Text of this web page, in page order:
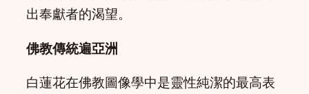
出奉獻者的渴望。
佛教傳統遍亞洲
白蓮花在佛教圖像學中是靈性純潔的最高表